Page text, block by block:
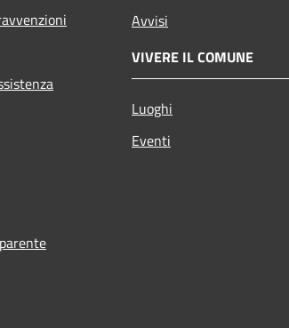
Avvisi
VIVERE IL COMUNE
Luoghi
Eventi